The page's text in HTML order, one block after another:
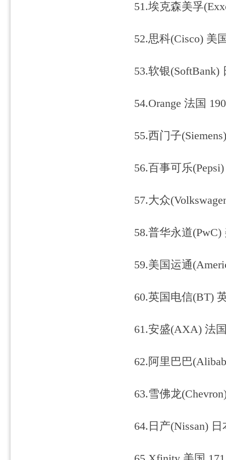
51.埃克森美孚
52.思科(Cisco) 美
53.软银(SoftBank)
54.Orange 法国
55.西门子
56.百事可乐
57.大众
58.普华永道
59.美国运通
60.英国电信(BT)
61.安盛(AXA) 法
62.阿里巴巴
63.雪佛龙
64.日产(Nissan)